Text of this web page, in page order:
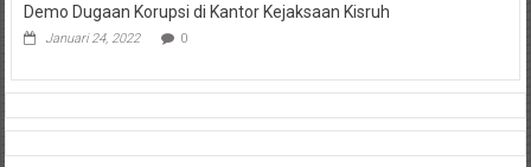
Demo Dugaan Korupsi di Kantor Kejaksaan Kisruh
Januari 24, 2022 0